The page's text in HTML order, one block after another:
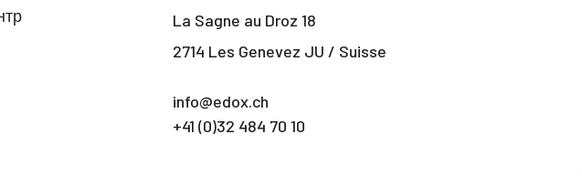
La Sagne au Droz 18
2714 Les Genevez JU / Suisse
info@edox.ch
+41 (0)32 484 70 10